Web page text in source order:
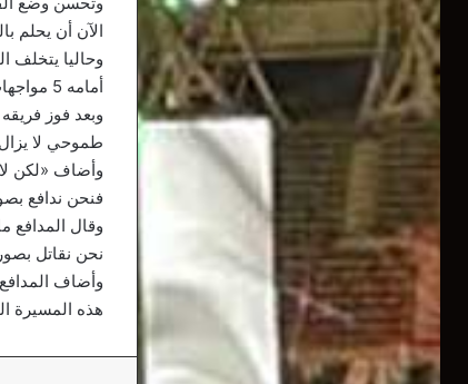
الآن أن يحلم
أمامه 5 مواجهات قوية بداية بلقاء بوروسيا دورتموند على ملعب الأخير، السبت المقبل.
طموحي لا يزال
وأضاف «لكن لا
فنحن ندافع
وقال المدافع
نحن نقاتل
وأضاف
هذه المسيرة